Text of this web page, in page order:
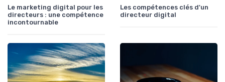
Le marketing digital pour les
directeurs : une compétence
incontournable
Les compétences clés d'un
directeur digital